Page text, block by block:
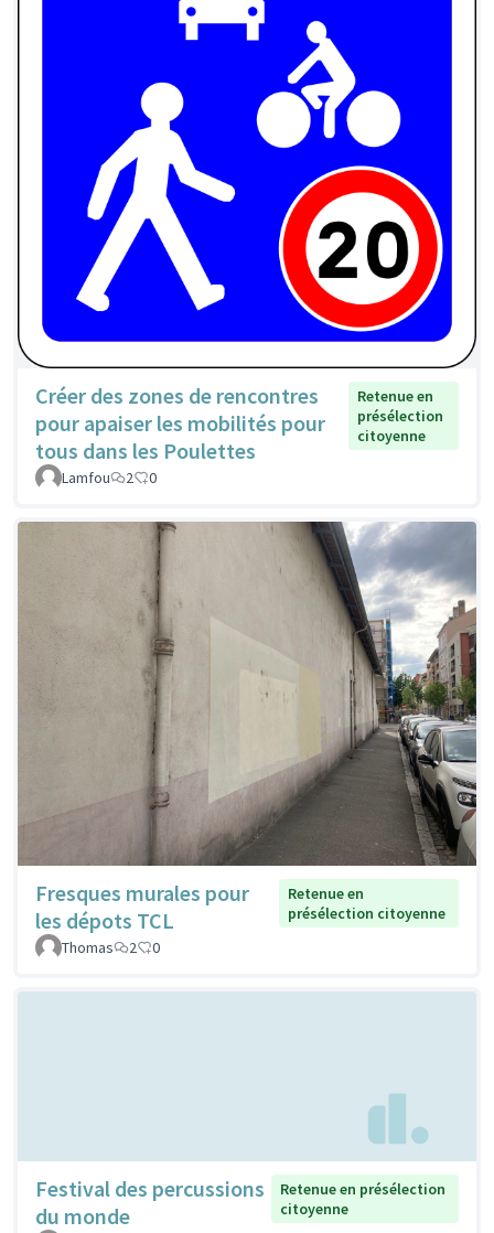
Créer des zones de rencontres
pour apaiser les mobilités pour
tous dans les Poulettes
Retenue en
présélection
citoyenne
Lamfou 2 0
Fresques murales pour
les dépots TCL
Retenue en
présélection citoyenne
Thomas
2 0
Festival des percussions
du monde
Retenue en présélection
citoyenne